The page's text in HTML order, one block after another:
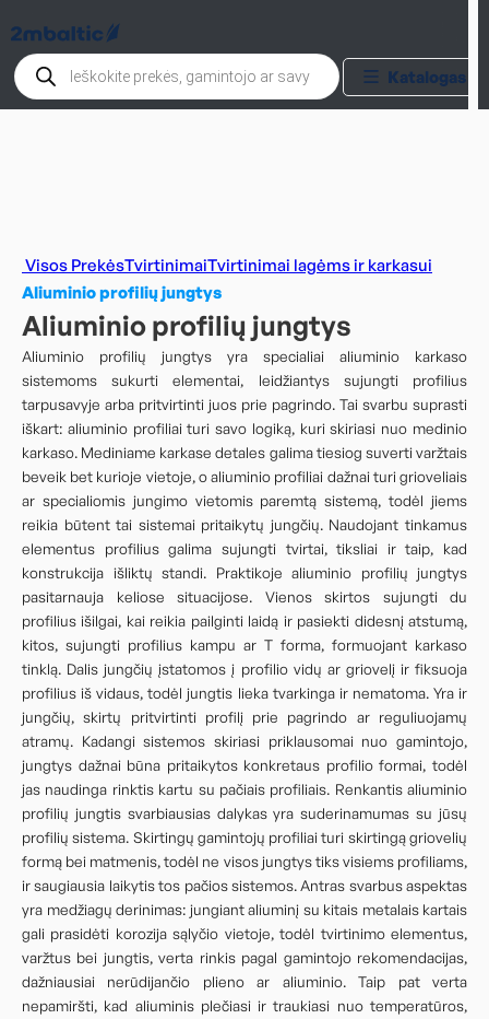
Products
search Katalogas
Visos PrekėsTvirtinimaiTvirtinimai lagėms ir karkasui
Aliuminio profilių jungtys
Aliuminio profilių jungtys
Aliuminio profilių jungtys yra specialiai aliuminio karkaso
sistemoms sukurti elementai, leidžiantys sujungti profilius
tarpusavyje arba pritvirtinti juos prie pagrindo. Tai svarbu suprasti
iškart: aliuminio profiliai turi savo logiką, kuri skiriasi nuo medinio
karkaso. Mediniame karkase detales galima tiesiog suverti varžtais
beveik bet kurioje vietoje, o aliuminio profiliai dažnai turi grioveliais
ar specialiomis jungimo vietomis paremtą sistemą, todėl jiems
reikia būtent tai sistemai pritaikytų jungčių. Naudojant tinkamus
elementus profilius galima sujungti tvirtai, tiksliai ir taip, kad
konstrukcija išliktų standi. Praktikoje aliuminio profilių jungtys
pasitarnauja keliose situacijose. Vienos skirtos sujungti du
profilius išilgai, kai reikia pailginti laidą ir pasiekti didesnį atstumą,
kitos, sujungti profilius kampu ar T forma, formuojant karkaso
tinklą. Dalis jungčių įstatomos į profilio vidų ar griovelį ir fiksuoja
profilius iš vidaus, todėl jungtis lieka tvarkinga ir nematoma. Yra ir
jungčių, skirtų pritvirtinti profilį prie pagrindo ar reguliuojamų
atramų. Kadangi sistemos skiriasi priklausomai nuo gamintojo,
jungtys dažnai būna pritaikytos konkretaus profilio formai, todėl
jas naudinga rinktis kartu su pačiais profiliais. Renkantis aliuminio
profilių jungtis svarbiausias dalykas yra suderinamumas su jūsų
profilių sistema. Skirtingų gamintojų profiliai turi skirtingą griovelių
formą bei matmenis, todėl ne visos jungtys tiks visiems profiliams,
ir saugiausia laikytis tos pačios sistemos. Antras svarbus aspektas
yra medžiagų derinimas: jungiant aliuminį su kitais metalais kartais
gali prasidėti korozija sąlyčio vietoje, todėl tvirtinimo elementus,
varžtus bei jungtis, verta rinkis pagal gamintojo rekomendacijas,
dažniausiai nerūdijančio plieno ar aliuminio. Taip pat verta
nepamiršti, kad aliuminis plečiasi ir traukiasi nuo temperatūros,